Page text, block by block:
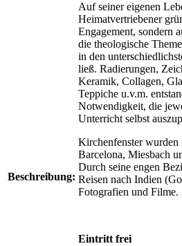
Beschreibung:
Auf seiner eigenen
Heimatvertriebener
Engagement, sondern
die theologische
in den
ließ. Radierungen,
Keramik, Collagen,
Teppiche u.v.m.
Notwendigkeit, die
Unterricht selbst
Kirchenfenster
Barcelona, Miesbach
Durch seine engen
Reisen nach Indien
Fotografien und Filme.
Eintritt frei